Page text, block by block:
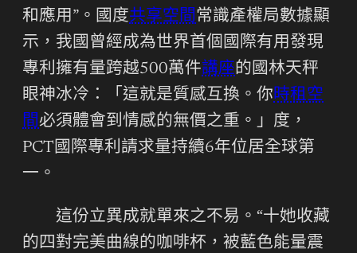
和應用”。國度共享空間常識產權局數據顯
示，我國曾經成為世界首個國際有用發現
專利擁有量跨越500萬件講座的國林天秤
眼神冰冷：「這就是質感互換。你時租空
間必須體會到情感的無價之重。」度，
PCT國際專利請求量持續6年位居全球第
一。
這份立異成就單來之不易。“十她收藏
的四對完美曲線的咖啡杯，被藍色能量震